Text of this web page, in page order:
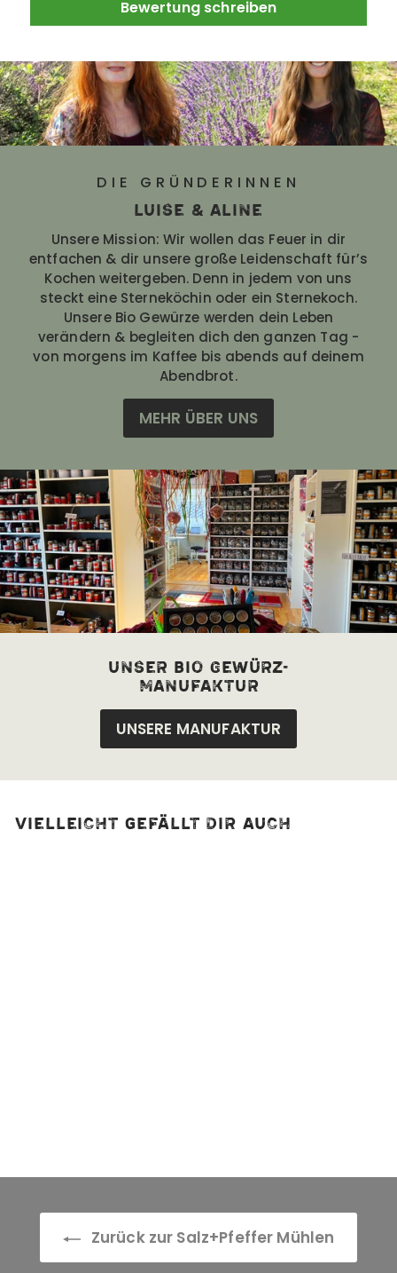
Bewertung schreiben
DIE GRÜNDERINNEN
luise & aline
Unsere Mission: Wir wollen das Feuer in dir
entfachen & dir unsere große Leidenschaft für’s
Kochen weitergeben. Denn in jedem von uns
steckt eine Sterneköchin oder ein Sternekoch.
Unsere Bio Gewürze werden dein Leben
verändern & begleiten dich den ganzen Tag -
von morgens im Kaffee bis abends auf deinem
Abendbrot.
MEHR ÜBER UNS
unser bio Gewürz-
manufaktur
UNSERE MANUFAKTUR
Vielleicht gefällt dir auch
0
Zurück zur Salz+Pfeffer Mühlen